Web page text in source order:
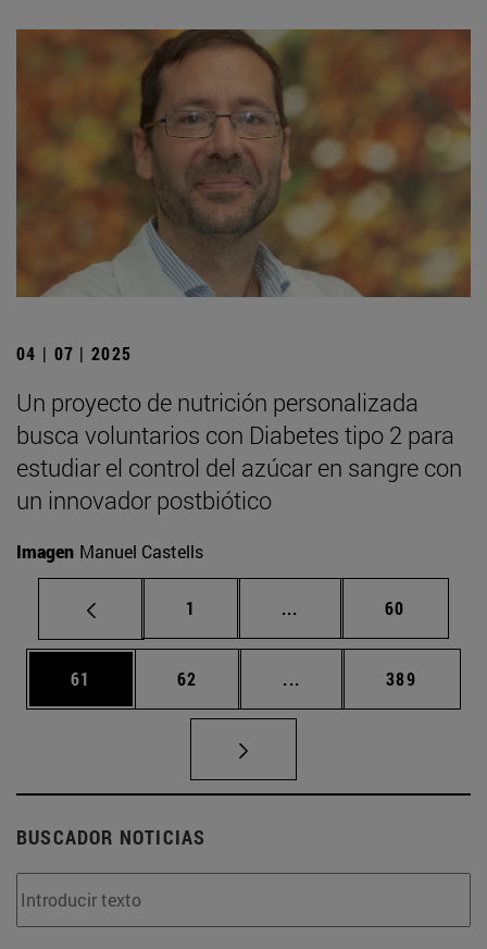
04 | 07 | 2025
Un proyecto de nutrición personalizada
busca voluntarios con Diabetes tipo 2 para
estudiar el control del azúcar en sangre con
un innovador postbiótico
Imagen Manuel Castells
Página
1 ... Páginas intermedias
Página
60
Página
61 Página
62 ... Páginas intermedias
Página
389
BUSCADOR NOTICIAS